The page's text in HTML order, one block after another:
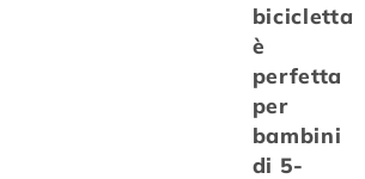
bicicletta
è
perfetta
per
bambini
di 5-